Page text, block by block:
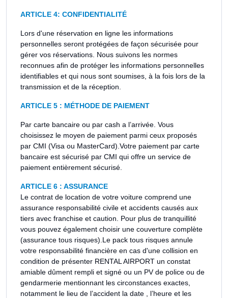
ARTICLE 4: CONFIDENTIALITÉ
Lors d'une réservation en ligne les informations
personnelles seront protégées de façon sécurisée pour
gérer vos réservations. Nous suivons les normes
reconnues afin de protéger les informations personnelles
identifiables et qui nous sont soumises, à la fois lors de la
transmission et de la réception.
ARTICLE 5 : MÉTHODE DE PAIEMENT
Par carte bancaire ou par cash a l’arrivée. Vous
choisissez le moyen de paiement parmi ceux proposés
par CMI (Visa ou MasterCard).Votre paiement par carte
bancaire est sécurisé par CMI qui offre un service de
paiement entièrement sécurisé.
ARTICLE 6 : ASSURANCE
Le contrat de location de votre voiture comprend une
assurance responsabilité civile et accidents causés aux
tiers avec franchise et caution. Pour plus de tranquillité
vous pouvez également choisir une couverture complète
(assurance tous risques).Le pack tous risques annule
votre responsabilité financière en cas d'une collision en
condition de présenter RENTAL AIRPORT un constat
amiable dûment rempli et signé ou un PV de police ou de
gendarmerie mentionnant les circonstances exactes,
notamment le lieu de l’accident la date , l’heure et les